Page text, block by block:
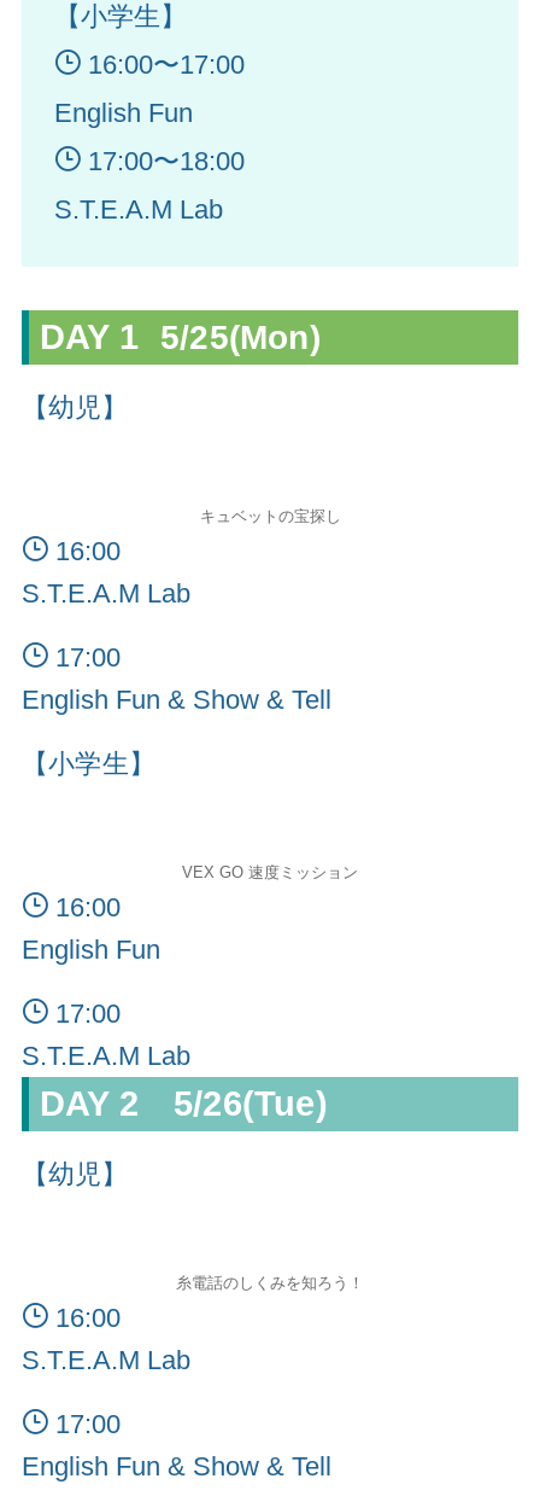
【小学生】
16:00〜17:00
English Fun
17:00〜18:00
S.T.E.A.M Lab
DAY 1 5/25(Mon)
【幼児】
キュベットの宝探し
16:00
S.T.E.A.M Lab
17:00
English Fun & Show & Tell
【小学生】
VEX GO 速度ミッション
16:00
English Fun
17:00
S.T.E.A.M Lab
DAY 2 5/26(Tue)
【幼児】
糸電話のしくみを知ろう！
16:00
S.T.E.A.M Lab
17:00
English Fun & Show & Tell